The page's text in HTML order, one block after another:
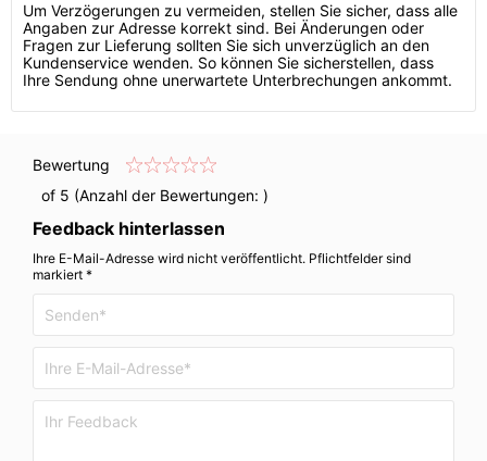
Um Verzögerungen zu vermeiden, stellen Sie sicher, dass alle
Angaben zur Adresse korrekt sind. Bei Änderungen oder
Fragen zur Lieferung sollten Sie sich unverzüglich an den
Kundenservice wenden. So können Sie sicherstellen, dass
Ihre Sendung ohne unerwartete Unterbrechungen ankommt.
Bewertung
of 5 (Anzahl der Bewertungen: )
Feedback hinterlassen
Ihre E-Mail-Adresse wird nicht veröffentlicht. Pflichtfelder sind
markiert *